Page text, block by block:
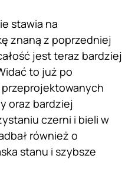
stawia na
znaną z poprzedniej
jest teraz bardziej
to już po
oraz bardziej
czerni i bieli w
również o
stanu i szybsze